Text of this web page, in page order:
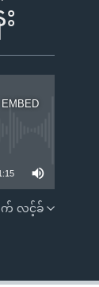
EMBED
လင့်ခ်